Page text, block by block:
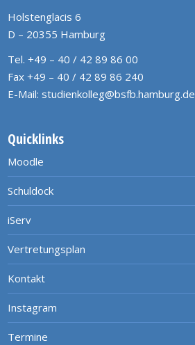
Holstenglacis 6
D – 20355 Hamburg
Tel. +49 – 40 / 42 89 86 00
Fax +49 – 40 / 42 89 86 240
E-Mail: studienkolleg@bsfb.hamburg.de
Quicklinks
Moodle
Schuldock
iServ
Vertretungsplan
Kontakt
Instagram
Termine